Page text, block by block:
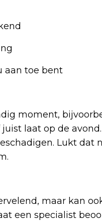
aan toe bent
moment,
laat op de
Lukt dat
maar kan
een specialist